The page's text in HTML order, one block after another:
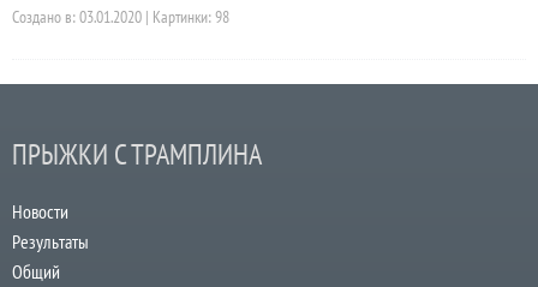
Создано в: 03.01.2020 | Картинки: 98
ПРЫЖКИ С ТРАМПЛИНА
Новости
Результаты
Общий